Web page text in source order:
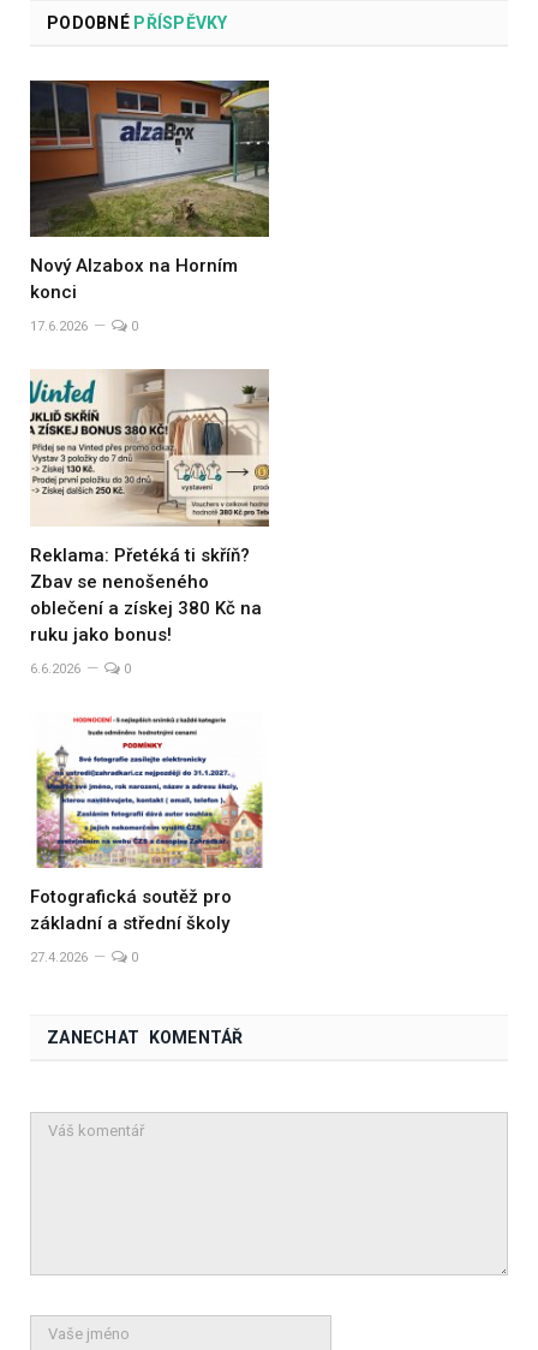
PODOBNÉPŘÍSPĚVKY
Nový Alzabox na Horním
konci
17.6.2026 0
Reklama: Přetéká ti skříň?
Zbav se nenošeného
oblečení a získej 380 Kč na
ruku jako bonus!
6.6.2026 0
Fotografická soutěž pro
základní a střední školy
27.4.2026 0
ZANECHAT KOMENTÁŘ